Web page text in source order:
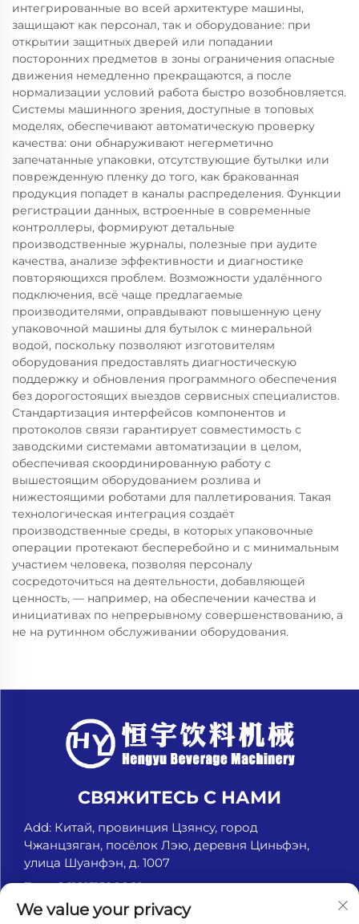
интегрированные во всей архитектуре машины,
защищают как персонал, так и оборудование: при
открытии защитных дверей или попадании
посторонних предметов в зоны ограничения опасные
движения немедленно прекращаются, а после
нормализации условий работа быстро возобновляется.
Системы машинного зрения, доступные в топовых
моделях, обеспечивают автоматическую проверку
качества: они обнаруживают негерметично
запечатанные упаковки, отсутствующие бутылки или
поврежденную пленку до того, как бракованная
продукция попадет в каналы распределения. Функции
регистрации данных, встроенные в современные
контроллеры, формируют детальные
производственные журналы, полезные при аудите
качества, анализе эффективности и диагностике
повторяющихся проблем. Возможности удалённого
подключения, всё чаще предлагаемые
производителями, оправдывают повышенную цену
упаковочной машины для бутылок с минеральной
водой, поскольку позволяют изготовителям
оборудования предоставлять диагностическую
поддержку и обновления программного обеспечения
без дорогостоящих выездов сервисных специалистов.
Стандартизация интерфейсов компонентов и
протоколов связи гарантирует совместимость с
заводскими системами автоматизации в целом,
обеспечивая скоординированную работу с
вышестоящим оборудованием розлива и
нижестоящими роботами для паллетирования. Такая
технологическая интеграция создаёт
производственные среды, в которых упаковочные
операции протекают бесперебойно и с минимальным
участием человека, позволяя персоналу
сосредоточиться на деятельности, добавляющей
ценность, — например, на обеспечении качества и
инициативах по непрерывному совершенствованию, а
не на рутинном обслуживании оборудования.
СВЯЖИТЕСЬ С НАМИ
Add: Китай, провинция Цзянсу, город
Чжанцзяган, посёлок Лэю, деревня Циньфэн,
улица Шуанфэн, д. 1007
Тел.:+8618151580069
Электронная почта:[email protected]
We value your privacy